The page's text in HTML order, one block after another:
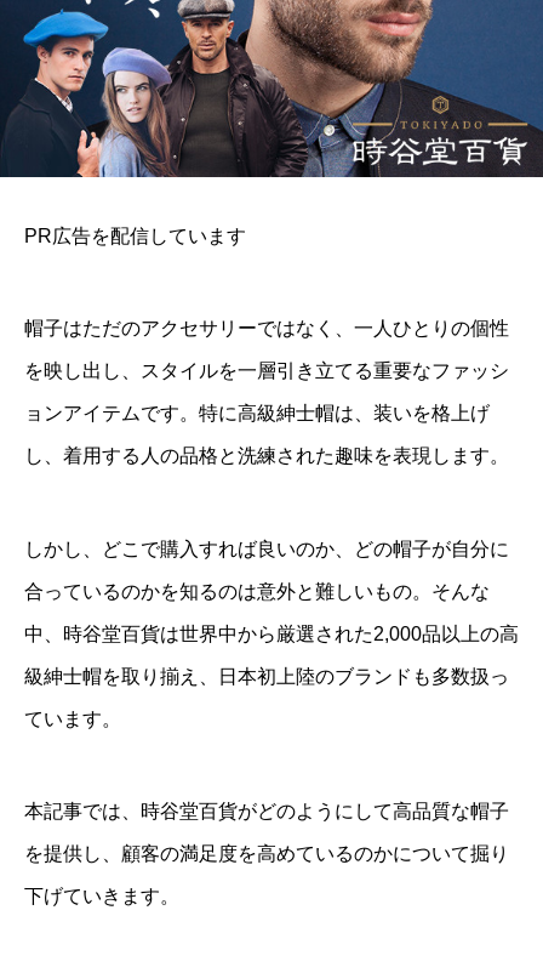
PR広告を配信しています
帽子はただのアクセサリーではなく、一人ひとりの個性
を映し出し、スタイルを一層引き立てる重要なファッシ
ョンアイテムです。特に高級紳士帽は、装いを格上げ
し、着用する人の品格と洗練された趣味を表現します。
しかし、どこで購入すれば良いのか、どの帽子が自分に
合っているのかを知るのは意外と難しいもの。そんな
中、時谷堂百貨は世界中から厳選された2,000品以上の高
級紳士帽を取り揃え、日本初上陸のブランドも多数扱っ
ています。
本記事では、時谷堂百貨がどのようにして高品質な帽子
を提供し、顧客の満足度を高めているのかについて掘り
下げていきます。